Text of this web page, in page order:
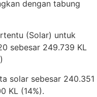
dengan tabung
(Solar) untuk
sebesar 249.739 KL
solar sebesar 240.351
KL (14%).